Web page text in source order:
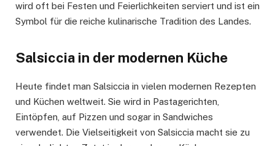
wird oft bei Festen und Feierlichkeiten serviert und ist ein
Symbol für die reiche kulinarische Tradition des Landes.
Salsiccia in der modernen Küche
Heute findet man Salsiccia in vielen modernen Rezepten
und Küchen weltweit. Sie wird in Pastagerichten,
Eintöpfen, auf Pizzen und sogar in Sandwiches
verwendet. Die Vielseitigkeit von Salsiccia macht sie zu